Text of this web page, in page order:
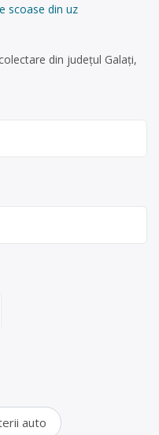
scoase din uz
din județul Galați,
auto